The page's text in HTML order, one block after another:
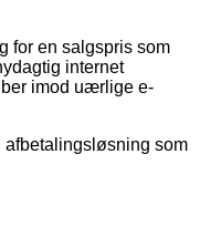
for en salgspris som
internet
imod uærlige e-
afbetalingsløsning som